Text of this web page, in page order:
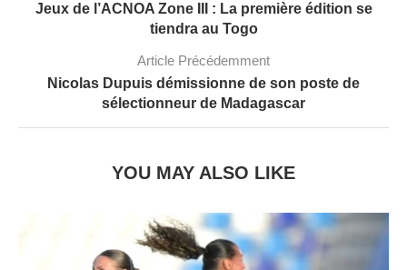
Jeux de l’ACNOA Zone III : La première édition se
tiendra au Togo
Article Précédemment
Nicolas Dupuis démissionne de son poste de
sélectionneur de Madagascar
YOU MAY ALSO LIKE